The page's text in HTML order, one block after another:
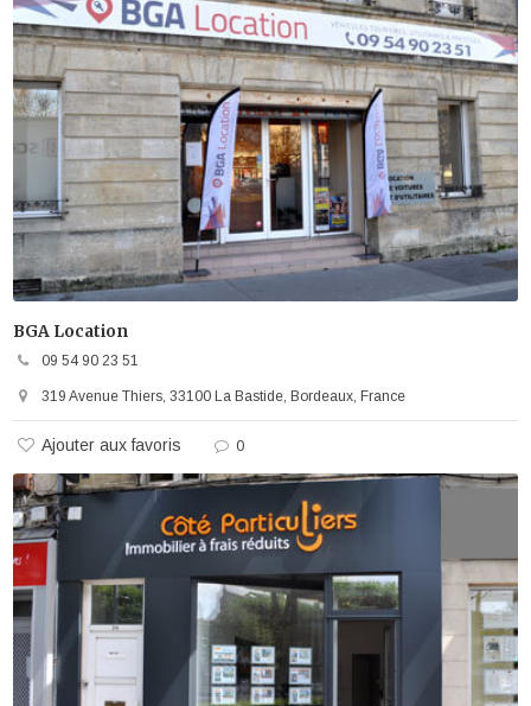
BGA Location
09 54 90 23 51
319 Avenue Thiers, 33100 La Bastide, Bordeaux, France
Ajouter aux favoris 0